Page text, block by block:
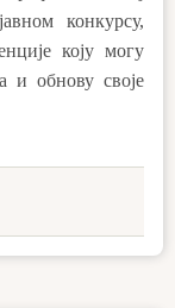
конкурсу,
коју могу
и обнову своје